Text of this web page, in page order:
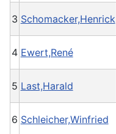
3 Schomacker,Henrick
4 Ewert,René
5 Last,Harald
6 Schleicher,Winfried